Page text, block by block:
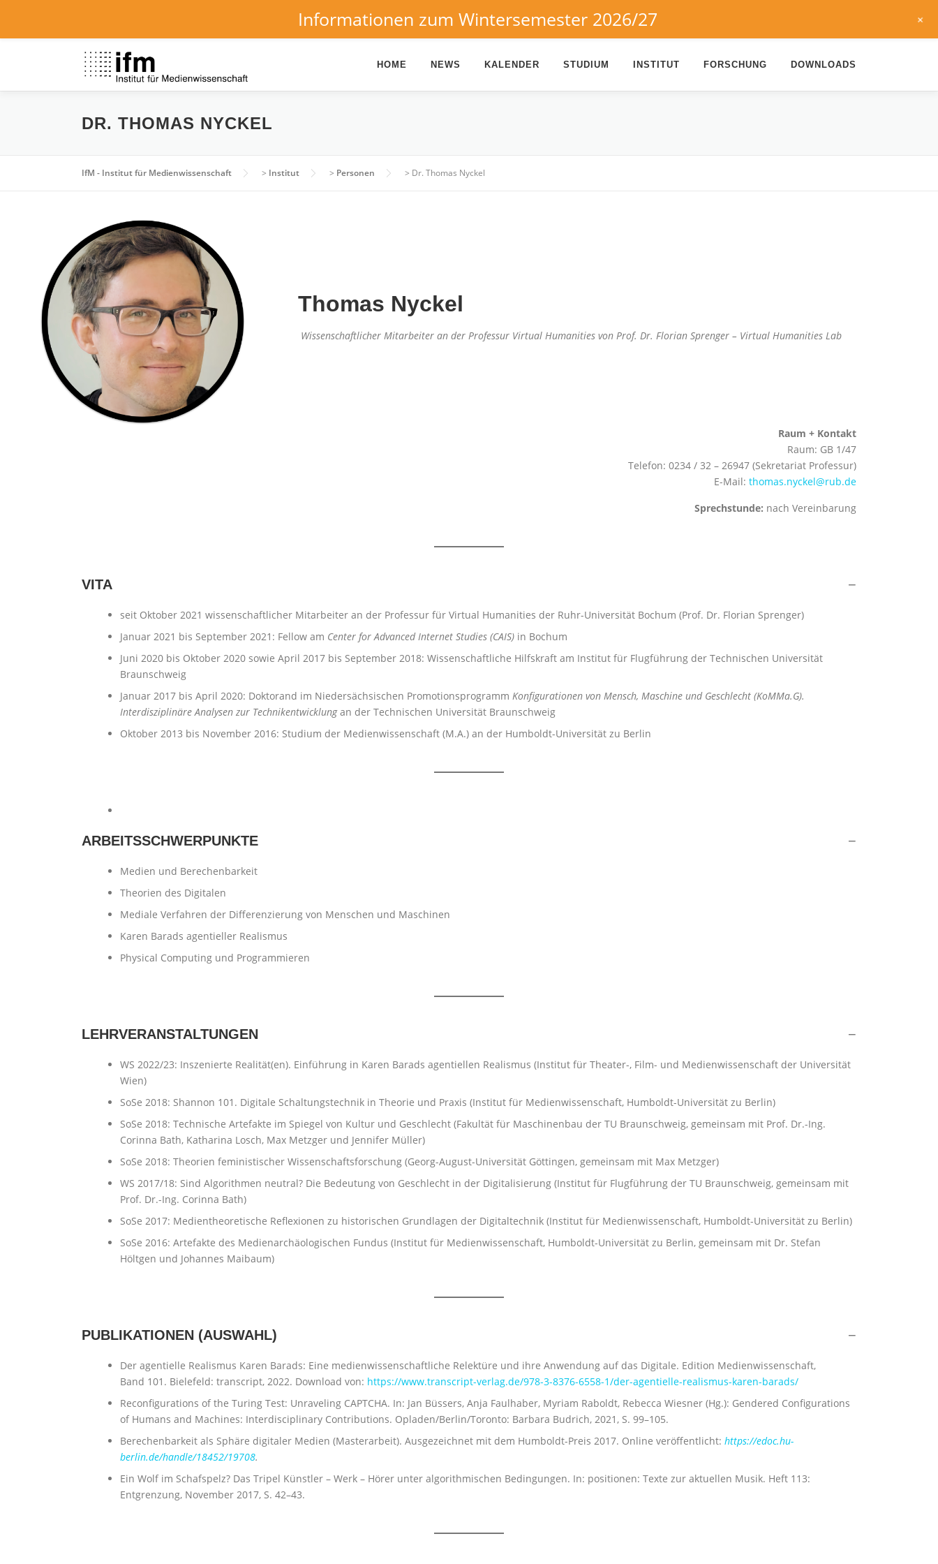
HOME NEWS KALENDER STUDIUM INSTITUT FORSCHUNG DOWNLOADS
DR. THOMAS NYCKEL
IfM - Institut für Medienwissenschaft > Institut > Personen > Dr. Thomas Nyckel
Thomas Nyckel
Wissenschaftlicher Mitarbeiter an der Professur Virtual Humanities von Prof. Dr. Florian Sprenger – Virtual Humanities Lab
Raum + Kontakt
Raum: GB 1/47
Telefon: 0234 / 32 – 26947 (Sekretariat Professur)
E-Mail: thomas.nyckel@rub.de
Sprechstunde: nach Vereinbarung
VITA
seit Oktober 2021 wissenschaftlicher Mitarbeiter an der Professur für Virtual Humanities der Ruhr-Universität Bochum (Prof. Dr. Florian Sprenger)
Januar 2021 bis September 2021: Fellow am Center for Advanced Internet Studies (CAIS) in Bochum
Juni 2020 bis Oktober 2020 sowie April 2017 bis September 2018: Wissenschaftliche Hilfskraft am Institut für Flugführung der Technischen Universität
Braunschweig
Januar 2017 bis April 2020: Doktorand im Niedersächsischen Promotionsprogramm Konfigurationen von Mensch, Maschine und Geschlecht (KoMMa.G).
Interdisziplinäre Analysen zur Technikentwicklungan der Technischen Universität Braunschweig
Oktober 2013 bis November 2016: Studium der Medienwissenschaft (M.A.) an der Humboldt-Universität zu Berlin
ARBEITSSCHWERPUNKTE
Medien und Berechenbarkeit
Theorien des Digitalen
Mediale Verfahren der Differenzierung von Menschen und Maschinen
Karen Barads agentieller Realismus
Physical Computing und Programmieren
LEHRVERANSTALTUNGEN
WS 2022/23: Inszenierte Realität(en). Einführung in Karen Barads agentiellen Realismus (Institut für Theater-, Film- und Medienwissenschaft der Universität
Wien)
SoSe 2018: Shannon 101. Digitale Schaltungstechnik in Theorie und Praxis (Institut für Medienwissenschaft, Humboldt-Universität zu Berlin)
SoSe 2018: Technische Artefakte im Spiegel von Kultur und Geschlecht (Fakultät für Maschinenbau der TU Braunschweig, gemeinsam mit Prof. Dr.-Ing.
Corinna Bath, Katharina Losch, Max Metzger und Jennifer Müller)
SoSe 2018: Theorien feministischer Wissenschaftsforschung (Georg-August-Universität Göttingen, gemeinsam mit Max Metzger)
WS 2017/18: Sind Algorithmen neutral? Die Bedeutung von Geschlecht in der Digitalisierung (Institut für Flugführung der TU Braunschweig, gemeinsam mit
Prof. Dr.-Ing. Corinna Bath)
SoSe 2017: Medientheoretische Reflexionen zu historischen Grundlagen der Digitaltechnik (Institut für Medienwissenschaft, Humboldt-Universität zu Berlin)
SoSe 2016: Artefakte des Medienarchäologischen Fundus (Institut für Medienwissenschaft, Humboldt-Universität zu Berlin, gemeinsam mit Dr. Stefan
Höltgen und Johannes Maibaum)
PUBLIKATIONEN (AUSWAHL)
Der agentielle Realismus Karen Barads: Eine medienwissenschaftliche Relektüre und ihre Anwendung auf das Digitale. Edition Medienwissenschaft,
Band 101. Bielefeld: transcript, 2022. Download von: https://www.transcript-verlag.de/978-3-8376-6558-1/der-agentielle-realismus-karen-barads/
Reconfigurations of the Turing Test: Unraveling CAPTCHA. In: Jan Büssers, Anja Faulhaber, Myriam Raboldt, Rebecca Wiesner (Hg.): Gendered Configurations
of Humans and Machines: Interdisciplinary Contributions. Opladen/Berlin/Toronto: Barbara Budrich, 2021, S. 99–105.
Berechenbarkeit als Sphäre digitaler Medien (Masterarbeit). Ausgezeichnet mit dem Humboldt-Preis 2017. Online veröffentlicht: https://edoc.hu-
berlin.de/handle/18452/19708.
Ein Wolf im Schafspelz? Das Tripel Künstler – Werk – Hörer unter algorithmischen Bedingungen. In: positionen: Texte zur aktuellen Musik. Heft 113:
Entgrenzung, November 2017, S. 42–43.
Informationen zum Wintersemester 2026/27 +